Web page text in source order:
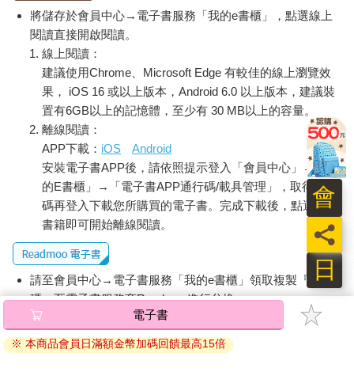
將儲存於會員中心→電子書服務「我的e書櫃」，點選線上
閱讀直接開啟閱讀。
線上閱讀：
建議使用Chrome、Microsoft Edge 有較佳的線上瀏覽效
果， iOS 16 或以上版本，Android 6.0 以上版本，建議裝
置有6GB以上的記憶體，至少有 30 MB以上的容量。
離線閱讀：
APP下載： iOS
Android
安裝電子書APP後，請依照提示登入「會員中心」→「我
的E書櫃」→「電子書APP通行碼/載具管理」，取得通行
碼再登入下載您所購買的電子書。完成下載後，點選任一
書籍即可開始離線閱讀。
請至會員中心→電子書服務「我的e書櫃」領取複製『兌換
碼』至電子書服務商Readmoo進行兌換。
退換貨須知：
因版權保護，您在金石堂所購買的電子書僅能以金石堂專屬
電子書
※ 本商品會員日滿額金幣加碼回饋最高15倍
日
員
會